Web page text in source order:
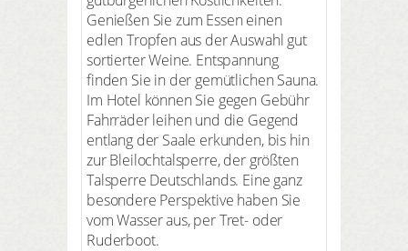
Genießen Sie zum Essen einen
edlen Tropfen aus der Auswahl gut
sortierter Weine. Entspannung
finden Sie in der gemütlichen Sauna.
Im Hotel können Sie gegen Gebühr
Fahrräder leihen und die Gegend
entlang der Saale erkunden, bis hin
zur Bleilochtalsperre, der größten
Talsperre Deutschlands. Eine ganz
besondere Perspektive haben Sie
vom Wasser aus, per Tret- oder
Ruderboot.